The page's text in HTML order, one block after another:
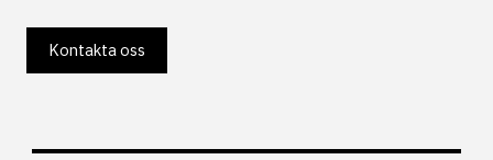
Kontakta oss